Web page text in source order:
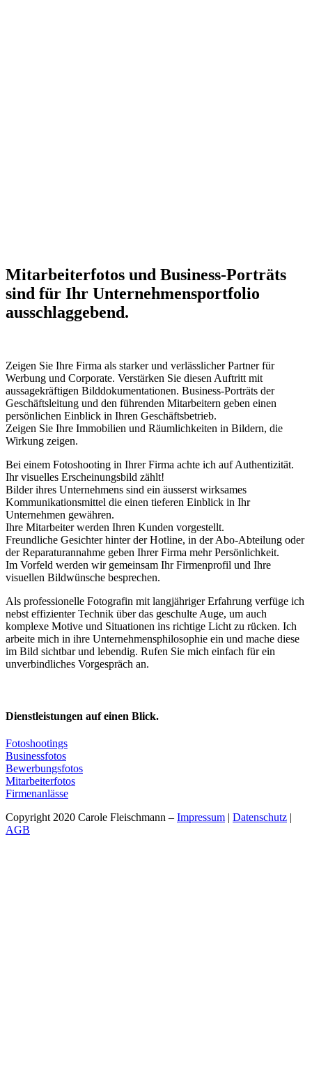
Mitarbeiterfotos und Business-Porträts
sind für Ihr Unternehmensportfolio
ausschlaggebend.
Zeigen Sie Ihre Firma als starker und verlässlicher Partner für
Werbung und Corporate. Verstärken Sie diesen Auftritt mit
aussagekräftigen Bilddokumentationen. Business-Porträts der
Geschäftsleitung und den führenden Mitarbeitern geben einen
persönlichen Einblick in Ihren Geschäftsbetrieb.
Zeigen Sie Ihre Immobilien und Räumlichkeiten in Bildern, die
Wirkung zeigen.
Bei einem Fotoshooting in Ihrer Firma achte ich auf Authentizität.
Ihr visuelles Erscheinungsbild zählt!
Bilder ihres Unternehmens sind ein äusserst wirksames
Kommunikationsmittel die einen tieferen Einblick in Ihr
Unternehmen gewähren.
Ihre Mitarbeiter werden Ihren Kunden vorgestellt.
Freundliche Gesichter hinter der Hotline, in der Abo-Abteilung oder
der Reparaturannahme geben Ihrer Firma mehr Persönlichkeit.
Im Vorfeld werden wir gemeinsam Ihr Firmenprofil und Ihre
visuellen Bildwünsche besprechen.
Als professionelle Fotografin mit langjähriger Erfahrung verfüge ich
nebst effizienter Technik über das geschulte Auge, um auch
komplexe Motive und Situationen ins richtige Licht zu rücken. Ich
arbeite mich in ihre Unternehmensphilosophie ein und mache diese
im Bild sichtbar und lebendig. Rufen Sie mich einfach für ein
unverbindliches Vorgespräch an.
Dienstleistungen auf einen Blick.
Fotoshootings
Businessfotos
Bewerbungsfotos
Mitarbeiterfotos
Firmenanlässe
Copyright 2020 Carole Fleischmann – Impressum | Datenschutz |
AGB